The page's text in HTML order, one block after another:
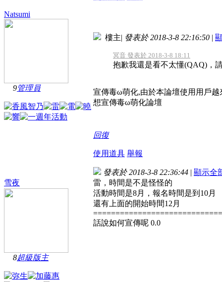
Natsumi
9管理員
樓主| 發表於 2018-3-8 22:16:50 |
冥音 發表於 2018-3-8 18:11
抱歉我還是看不太懂(QAQ)，
宣傳毒ω萌化,由於本論壇使用用戶越
想宣傳毒ω萌化論壇
回復
使用道具 舉報
雪夜
8超級版主
發表於 2018-3-8 22:36:44 | 顯示全
雷，時間是不是怪怪的
活動時間是8月，報名時間是到10月
還有上面的開始時間12月
話說如何宣傳呢 0.0